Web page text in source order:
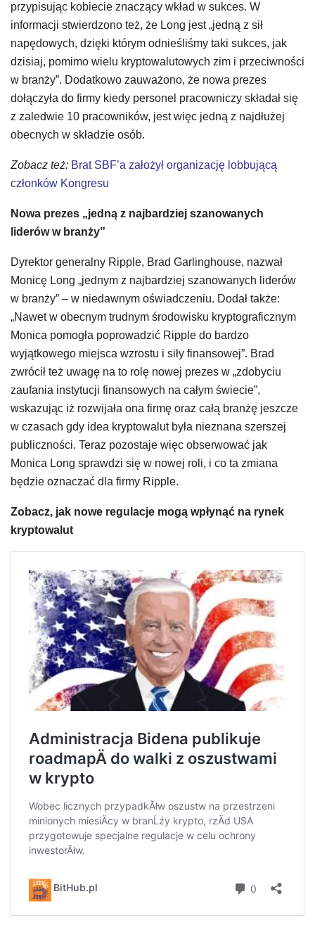
przypisując kobiecie znaczący wkład w sukces. W
informacji stwierdzono też, że Long jest „jedną z sił
napędowych, dzięki którym odnieśliśmy taki sukces, jak
dzisiaj, pomimo wielu kryptowalutowych zim i przeciwności
w branży”. Dodatkowo zauważono, że nowa prezes
dołączyła do firmy kiedy personel pracowniczy składał się
z zaledwie 10 pracowników, jest więc jedną z najdłużej
obecnych w składzie osób.
Zobacz też: Brat SBF’a założył organizację lobbującą
członków Kongresu
Nowa prezes „jedną z najbardziej szanowanych
liderów w branży”
Dyrektor generalny Ripple, Brad Garlinghouse, nazwał
Monicę Long „jednym z najbardziej szanowanych liderów
w branży” – w niedawnym oświadczeniu. Dodał także:
„Nawet w obecnym trudnym środowisku kryptograficznym
Monica pomogła poprowadzić Ripple do bardzo
wyjątkowego miejsca wzrostu i siły finansowej”. Brad
zwrócił też uwagę na to rolę nowej prezes w „zdobyciu
zaufania instytucji finansowych na całym świecie”,
wskazując iż rozwijała ona firmę oraz całą branżę jeszcze
w czasach gdy idea kryptowalut była nieznana szerszej
publiczności. Teraz pozostaje więc obserwować jak
Monica Long sprawdzi się w nowej roli, i co ta zmiana
będzie oznaczać dla firmy Ripple.
Zobacz, jak nowe regulacje mogą wpłynąć na rynek
kryptowalut